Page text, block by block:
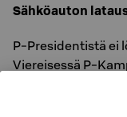
Sähköauton
P-Pre­si­den­tis­tä ei
Vie­rei­ses­sä P-